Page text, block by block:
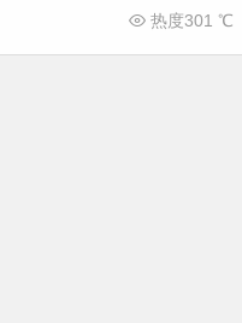
热度301 ℃